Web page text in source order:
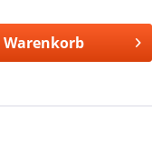
Warenkorb